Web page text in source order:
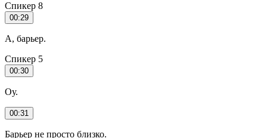
Спикер 8
00:29
А, барьер.
Спикер 5
00:30
Оу.
00:31
Барьер не просто близко.